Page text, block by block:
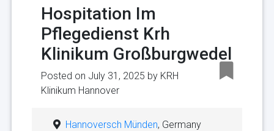
Hospitation Im
Pflegedienst Krh
Klinikum Großburgwedel
Posted on July 31, 2025 by KRH
Klinikum Hannover
Hannoversch Münden, Germany